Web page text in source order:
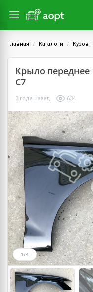
Главная Каталоги Кузов
Крыло переднее
C7
3 года назад 634
1/4